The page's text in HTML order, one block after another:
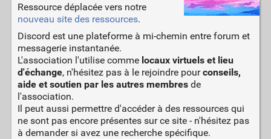
Ressource déplacée vers notre
nouveau site des ressources.
Discord est une plateforme à mi-chemin entre forum et
messagerie instantanée.
L'association l'utilise comme locaux virtuels et lieu
d'échange, n'hésitez pas à le rejoindre pourconseils,
aide et soutien par les autres membresde
l'association.
Il peut aussi permettre d'accéder à des ressources qui
ne sont pas encore présentes sur ce site - n'hésitez pas
à demander si avez une recherche spécifique.